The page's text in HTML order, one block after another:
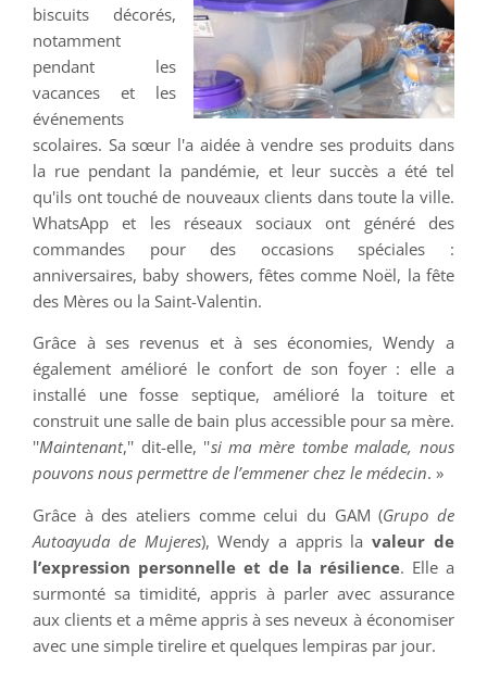
biscuits décorés,
notamment
pendant les
vacances et les
événements
scolaires. Sa sœur l'a aidée à vendre ses produits dans
la rue pendant la pandémie, et leur succès a été tel
qu'ils ont touché de nouveaux clients dans toute la ville.
WhatsApp et les réseaux sociaux ont généré des
commandes pour des occasions spéciales :
anniversaires, baby showers, fêtes comme Noël, la fête
des Mères ou la Saint-Valentin.
Grâce à ses revenus et à ses économies, Wendy a
également amélioré le confort de son foyer : elle a
installé une fosse septique, amélioré la toiture et
construit une salle de bain plus accessible pour sa mère.
''Maintenant,'' dit-elle, ''si ma mère tombe malade, nous
pouvons nous permettre de l’emmener chez le médecin. »
Grâce à des ateliers comme celui du GAM (Grupo de
Autoayuda de Mujeres), Wendy a appris lavaleur de
l’expression personnelle et de la résilience. Elle a
surmonté sa timidité, appris à parler avec assurance
aux clients et a même appris à ses neveux à économiser
avec une simple tirelire et quelques lempiras par jour.